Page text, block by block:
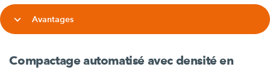
Avantages
Compactage automatisé avec densité en